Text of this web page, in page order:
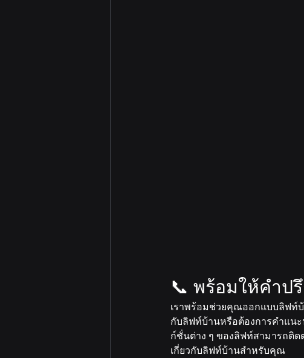
📞 พร้อมให้คำป
เราพร้อมช่วยคุณออกแบบลิฟท์
กับลิฟท์บ้านหรือต้องการคำแน
ก์ชั่นต่าง ๆ ของลิฟท์สามารถติ
เกี่ยวกับลิฟท์บ้านสำหรับคุณ